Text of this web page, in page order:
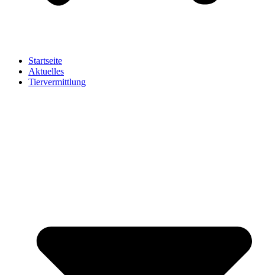
Startseite
Aktuelles
Tiervermittlung